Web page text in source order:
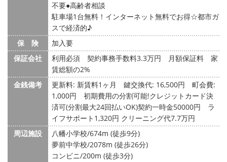
不要 高齢者相談
駐車場1台無料！インターネット無料でお得☆都市ガ
スで経済的♪
保 険
加入要
保証会社
利用必須 契約事務手数料3.3万円 月額保証料 家
賃総額の2%
金銭備考
更新料: 新賃料1ヶ月 鍵交換代: 16,500円
町会費:
1,000円
初期費用の分割可能!クレジットカード決
済可(分割最大24回払いOK)契約一時金50000円 ラ
イフサポート1,320円 クリーニング代7.7万円
周辺施設
八幡小学校/674m (徒歩9分)
夢前中学校/2078m (徒歩26分)
コンビニ/200m (徒歩3分)